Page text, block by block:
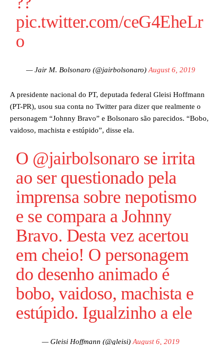
pic.twitter.com/ceG4EheLr
o
— Jair M. Bolsonaro (@jairbolsonaro) August 6, 2019
A presidente nacional do PT, deputada federal Gleisi Hoffmann
(PT-PR), usou sua conta no Twitter para dizer que realmente o
personagem “Johnny Bravo” e Bolsonaro são parecidos. “Bobo,
vaidoso, machista e estúpido”, disse ela.
O @jairbolsonaro se irrita
ao ser questionado pela
imprensa sobre nepotismo
e se compara a Johnny
Bravo. Desta vez acertou
em cheio! O personagem
do desenho animado é
bobo, vaidoso, machista e
estúpido. Igualzinho a ele
— Gleisi Hoffmann (@gleisi) August 6, 2019